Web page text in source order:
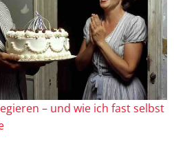
– und wie ich fast selbst